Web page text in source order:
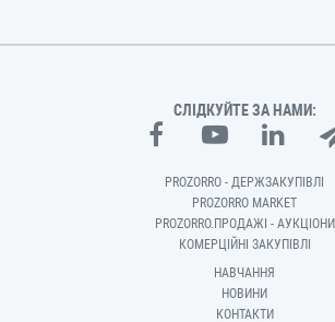
СЛІДКУЙТЕ ЗА НАМИ:
PROZORRO - ДЕРЖЗАКУПІВЛІ
PROZORRO MARKET
PROZORRO.ПРОДАЖІ - АУКЦІОНИ
КОМЕРЦІЙНІ ЗАКУПІВЛІ
НАВЧАННЯ
НОВИНИ
КОНТАКТИ